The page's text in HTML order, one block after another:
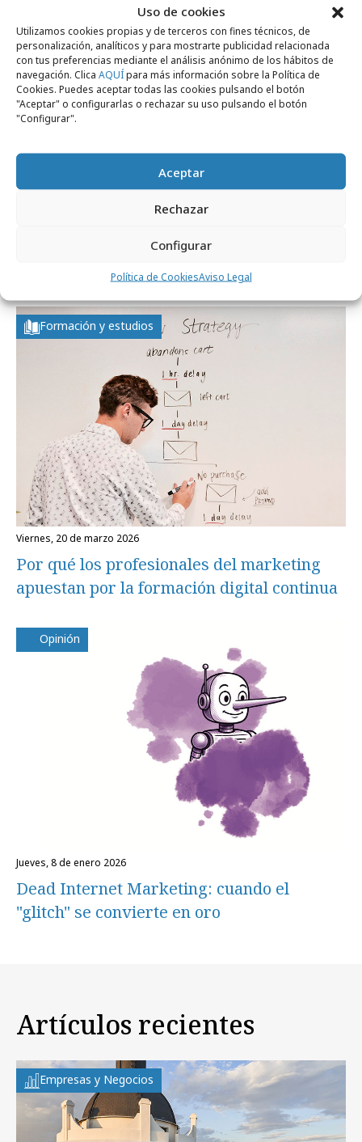
Uso de cookies
Utilizamos cookies propias y de terceros con fines técnicos, de
personalización, analíticos y para mostrarte publicidad relacionada
con tus preferencias mediante el análisis anónimo de los hábitos de
navegación. Clica AQUÍpara más información sobre la Política de
Cookies. Puedes aceptar todas las cookies pulsando el botón
"Aceptar" o configurarlas o rechazar su uso pulsando el botón
"Configurar".
Aceptar
Rechazar
Configurar
Política de CookiesAviso Legal
Seguir comportamientos, no perfiles
estáticos: la nueva lógica de las audiencias
Formación y estudios
viernes, 20 de marzo 2026
Por qué los profesionales del marketing
apuestan por la formación digital continua
Opinión
jueves, 8 de enero 2026
Dead Internet Marketing: cuando el
"glitch" se convierte en oro
Artículos recientes
Empresas y Negocios